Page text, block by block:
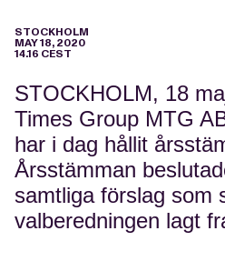
STOCKHOLM
MAY 18, 2020
14.16 CEST
STOCKHOLM, 18
Times Group MTG
har i dag hållit
Årsstämman
samtliga förslag som
valberedningen lagt